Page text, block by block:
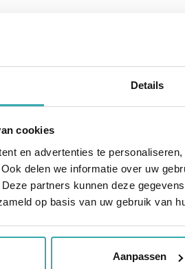
Details
cookies
en advertenties te
delen we informatie over uw
partners kunnen deze
op basis van uw gebruik van
Aanpassen
producten ontwikkeld
feedback van onze
voor interactieve oplossingen
ontwerpen in 3D en deze na
met het testen van